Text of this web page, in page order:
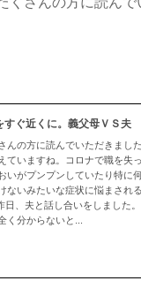
すぐ近くに。義父母ＶＳ夫
んの方に読んでいただきまし
ていますね。コロナで職を失
いがプンプンしていたり特に
ないみたいな症状に悩まされ
、夫と話し合いをしました
く分からないと...